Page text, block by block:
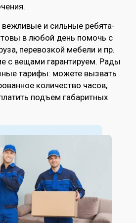
и сильные ребята-
в любой день помочь с
перевозкой мебели и пр.
с вещами гарантируем. Рады
тарифы: можете вызвать
количество часов,
подъем габаритных